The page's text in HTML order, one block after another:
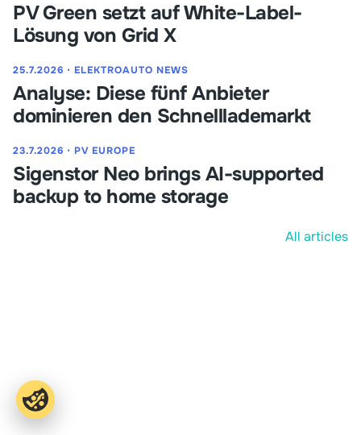
PV Green setzt auf White-Label-
Lösung von Grid X
25.7.2026 ⋅ ELEKTROAUTO NEWS
Analyse: Diese fünf Anbieter
dominieren den Schnelllademarkt
23.7.2026 ⋅ PV EUROPE
Sigenstor Neo brings AI-supported
backup to home storage
All articles